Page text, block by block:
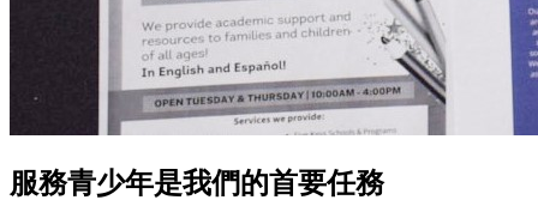
服務青少年是我們的首要任務